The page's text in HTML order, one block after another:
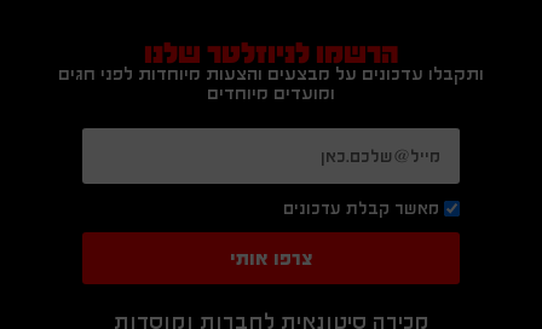
הרשמו לניוזלטר שלנו
ותקבלו עדכונים על מבצעים והצעות מיוחדות לפני חגים
ומועדים מיוחדים
מאשר קבלת עדכונים
צרפו אותי
מכירה סיטונאית לחברות ומוסדות